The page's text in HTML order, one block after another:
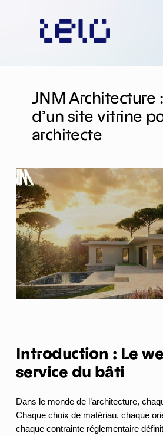
JNM Architecture
d’un site vitrine
architecte
Introduction : Le
service du bâti
Dans le monde de l’architecture,
Chaque choix de matériau, chaque
chaque contrainte réglementaire